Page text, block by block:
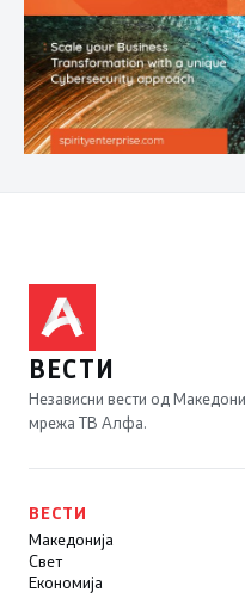
ВЕСТИ
Независни вести од
мрежа ТВ Алфа.
ВЕСТИ
Македонија
Свет
Економија